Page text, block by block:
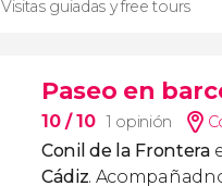
Visitas guiadas y free tours
Paseo en
10/ 10 1 opinión
Conil de la Frontera
Cádiz.